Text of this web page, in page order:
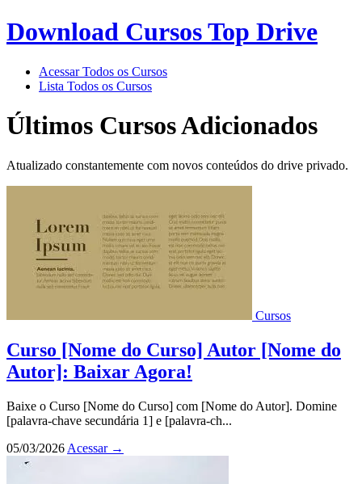
Download Cursos Top Drive
Acessar Todos os Cursos
Lista Todos os Cursos
Últimos Cursos Adicionados
Atualizado constantemente com novos conteúdos do drive privado.
Cursos
Curso [Nome do Curso] Autor [Nome do
Autor]: Baixar Agora!
Baixe o Curso [Nome do Curso] com [Nome do Autor]. Domine
[palavra-chave secundária 1] e [palavra-ch...
05/03/2026 Acessar →